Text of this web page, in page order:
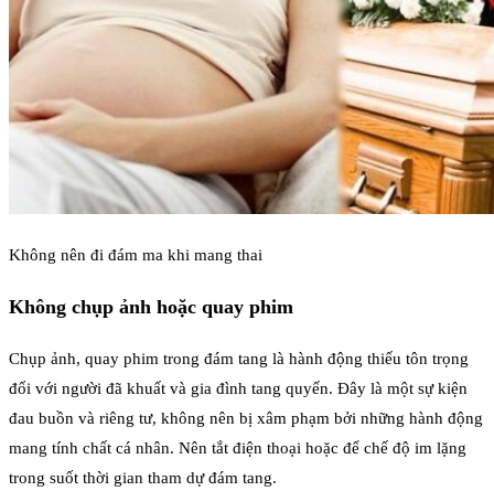
Không nên đi đám ma khi mang thai
Không chụp ảnh hoặc quay phim
Chụp ảnh, quay phim trong đám tang là hành động thiếu tôn trọng
đối với người đã khuất và gia đình tang quyến. Đây là một sự kiện
đau buồn và riêng tư, không nên bị xâm phạm bởi những hành động
mang tính chất cá nhân. Nên tắt điện thoại hoặc để chế độ im lặng
trong suốt thời gian tham dự đám tang.